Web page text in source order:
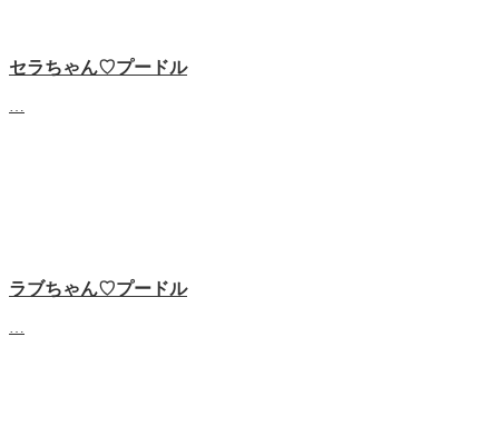
セラちゃん♡プードル
ラブちゃん♡プードル